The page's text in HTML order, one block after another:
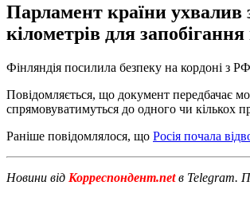
Парламент країни ухвалив
кілометрів для
Фінляндія посилила безпеку на кордоні з
Повідомляється, що документ передбачає
спрямовуватимуться до одного чи кількох
Раніше повідомлялося, що Росія почала
Новини від Корреспондент.netв Telegram.